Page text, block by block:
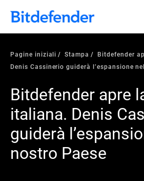
Pagine iniziali Stampa
Bitdefender
Denis Cassinerio guiderà l’espansione
Bitdefender apre
italiana. Denis
guiderà
nostro Paese